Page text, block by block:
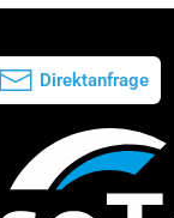
Direktanfrage